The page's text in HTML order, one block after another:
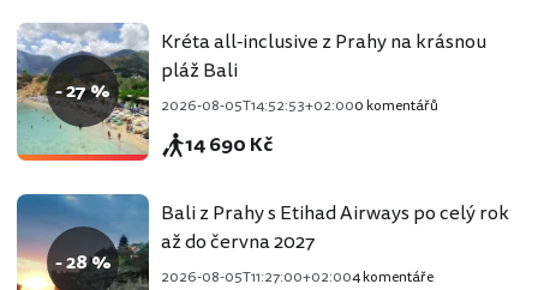
- 27 %
Kréta all-inclusive z Prahy na krásnou
pláž Bali
2026-08-05T14:52:53+02:000 komentářů
14 690 Kč
- 28 %
Bali z Prahy s Etihad Airways po celý rok
až do června 2027
2026-08-05T11:27:00+02:004 komentáře